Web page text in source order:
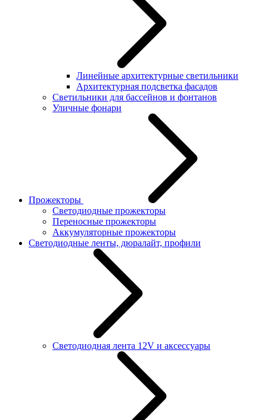
Линейные архитектурные светильники
Архитектурная подсветка фасадов
Светильники для бассейнов и фонтанов
Уличные фонари
Прожекторы
Светодиодные прожекторы
Переносные прожекторы
Аккумуляторные прожекторы
Светодиодные ленты, дюралайт, профили
Светодиодная лента 12V и аксессуары